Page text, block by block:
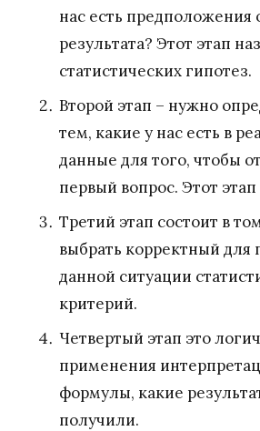
нас есть предположения
результата? Этот этап
статистических гипотез.
Второй этап – нужно
тем, какие у нас есть в
данные для того, чтобы
первый вопрос. Этот
Третий этап состоит в
выбрать корректный для
данной ситуации
критерий.
Четвертый этап это
применения
формулы, какие
получили.